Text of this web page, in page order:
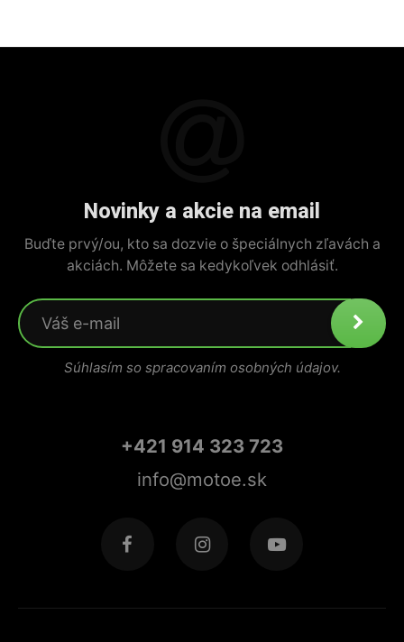
Novinky a akcie na email
Buďte prvý/ou, kto sa dozvie o špeciálnych zľavách a
akciách. Môžete sa kedykoľvek odhlásiť.
Súhlasím so spracovaním osobných údajov.
+421 914 323 723
info@motoe.sk